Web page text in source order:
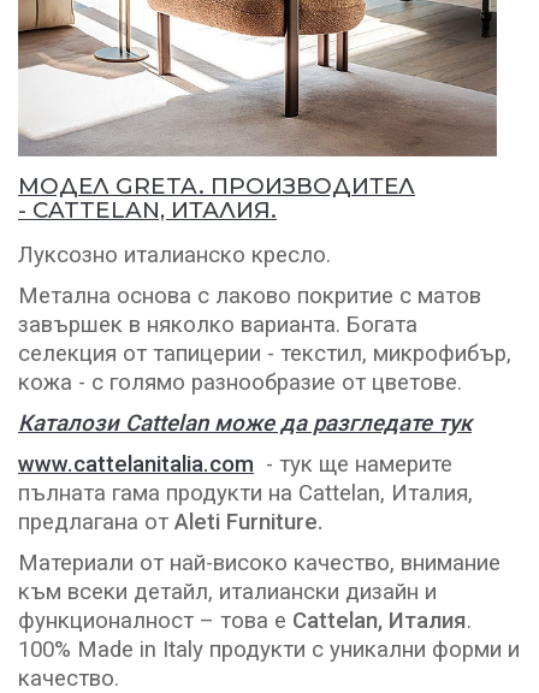
МОДЕЛ GRETA. ПРОИЗВОДИТЕЛ
- CATTELAN, ИТАЛИЯ.
Луксозно италианско кресло.
Метална основа с лаково покритие с матов
завършек в няколко варианта. Богата
селекция от тапицерии - текстил, микрофибър,
кожа - с голямо разнообразие от цветове.
Каталози Cattelan може да разгледате тук
www.cattelanitalia.com - тук ще намерите
пълната гама продукти на Cattelan, Италия,
предлагана от Aleti Furniture.
Материали от най-високо качество, внимание
към всеки детайл, италиански дизайн и
функционалност – това е Cattelan, Италия.
100% Made in Italy продукти с уникални форми и
качество.